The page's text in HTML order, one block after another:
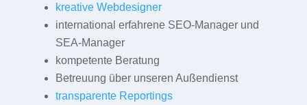
kreative Webdesigner
international erfahrene SEO-Manager und
SEA-Manager
kompetente Beratung
Betreuung über unseren Außendienst
transparente Reportings